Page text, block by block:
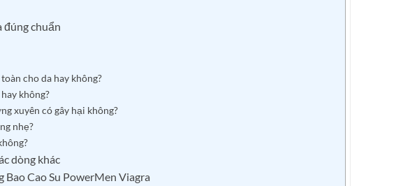
đúng chuẩn
cho da hay không?
không?
xuyên có gây hại không?
nhẹ?
dòng khác
Cao Su PowerMen Viagra